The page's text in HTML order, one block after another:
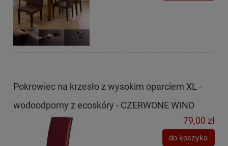
Pokrowiec na krzesło z wysokim oparciem XL -
wodoodporny z ecoskóry - CZERWONE WINO
79,00 zł
do koszyka